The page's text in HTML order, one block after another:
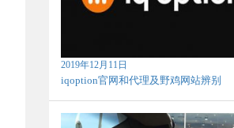
2019年12月11日
iqoption官网和代理及野鸡网站辨别